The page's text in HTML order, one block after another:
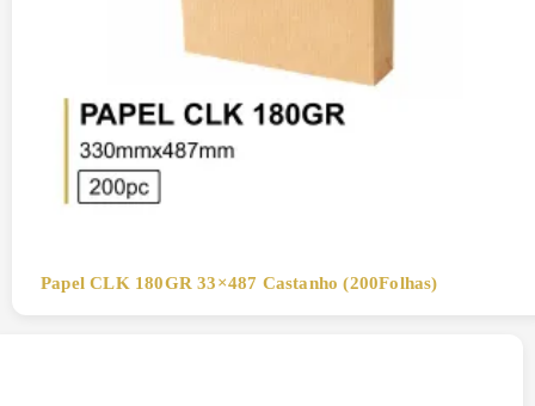
Papel CLK 180GR 33×487 Castanho (200Folhas)